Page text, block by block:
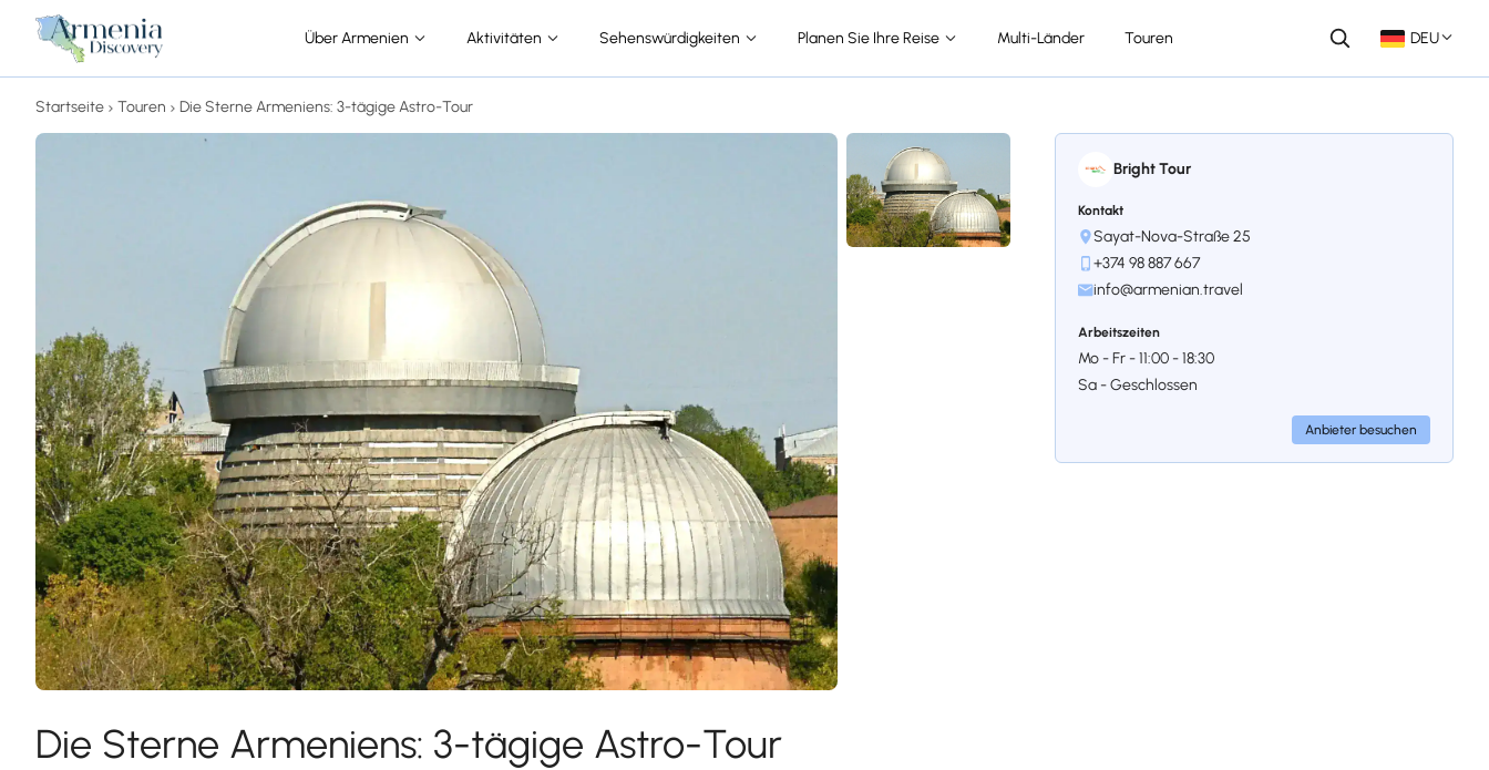
Über Armenien Aktivitäten Sehenswürdigkeiten Planen Sie Ihre Reise Multi-Länder Touren DEU
Startseite Touren Die Sterne Armeniens: 3-tägige Astro-Tour
Die Sterne Armeniens: 3-tägige Astro-Tour
Bright Tour
Kontakt
Sayat-Nova-Straße 25
+374 98 887 667
info@armenian.travel
Arbeitszeiten
Mo - Fr - 11:00 - 18:30
Sa - Geschlossen
Anbieter besuchen